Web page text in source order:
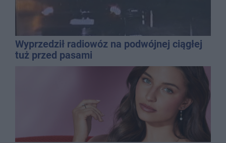
Wyprzedził radiowóz na podwójnej ciągłej
tuż przed pasami